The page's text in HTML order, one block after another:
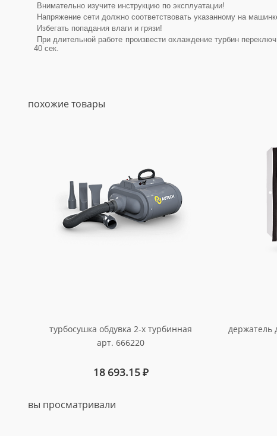
Внимательно изучите инструкцию по эксплуатации!
Напряжение сети должно соответствовать указанному на
Избегать попадания влаги и грязи!
При длительной работе произвести охлаждение турбин
40 сек.
похожие товары
турбосушка обдувка 2-х турбинная
арт. 666220
18 693.15₽
держатель
вы просматривали